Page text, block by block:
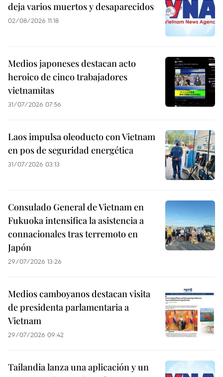
deja varios muertos y desaparecidos
02/08/2026 11:18
Medios japoneses destacan acto
heroico de cinco trabajadores
vietnamitas
31/07/2026 07:56
Laos impulsa oleoducto con Vietnam
en pos de seguridad energética
31/07/2026 03:13
Consulado General de Vietnam en
Fukuoka intensifica la asistencia a
connacionales tras terremoto en
Japón
29/07/2026 13:26
Medios camboyanos destacan visita
de presidenta parlamentaria a
Vietnam
29/07/2026 09:42
Tailandia lanza una aplicación y un